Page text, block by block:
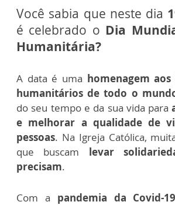
Você sabia que neste dia
é celebrado o Dia
Humanitária?
A data é uma homenagem
humanitários de todo o
do seu tempo e da sua vida para
e melhorar a qualidade de
pessoas. Na Igreja Católica,
que buscam levar
precisam.
Com a pandemia da Covid-19